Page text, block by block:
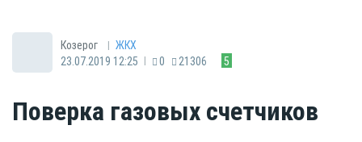
Козерог | ЖКХ
23.07.2019 12:25 | 0 21306 5
Поверка газовых счетчиков